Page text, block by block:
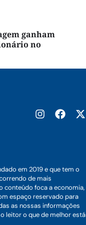
ganham
no
em 2019 e que tem o
de mais
conteúdo foca a economia,
espaço reservado para
as nossas informações
leitor o que de melhor está